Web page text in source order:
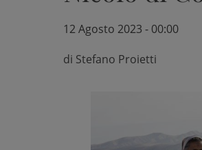
12 Agosto 2023 - 00:00
di Stefano Proietti